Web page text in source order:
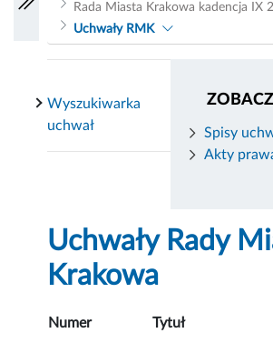
Rada Miasta Krakowa kadencja IX
Uchwały RMK
Spisy
Akty
Wyszukiwarka
uchwał
Uchwały Rady
Krakowa
Numer Tytuł